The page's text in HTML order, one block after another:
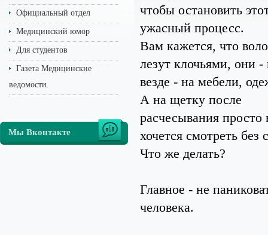
Официальный отдел
Медицинский юмор
Для студентов
Газета Медицинские
ведомости
Мы Вконтакте
чтобы остановить
ужасный процесс.
Вам кажется, что
лезут клочьями, они -
везде - на мебели,
А на щетку после
расчесывания просто
хочется смотреть без
Что же делать?
Главное - не
человека.